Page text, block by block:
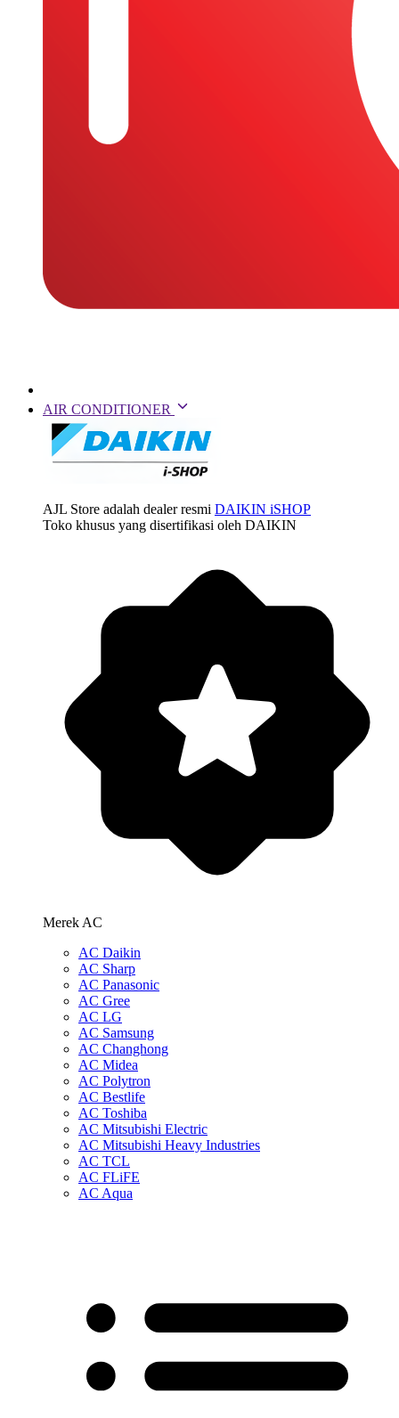
AIR CONDITIONER
AJL Store adalah dealer resmi DAIKIN iSHOP
Toko khusus yang disertifikasi oleh DAIKIN
Merek AC
AC Daikin
AC Sharp
AC Panasonic
AC Gree
AC LG
AC Samsung
AC Changhong
AC Midea
AC Polytron
AC Bestlife
AC Toshiba
AC Mitsubishi Electric
AC Mitsubishi Heavy Industries
AC TCL
AC FLiFE
AC Aqua